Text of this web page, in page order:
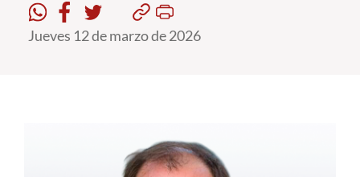
Admisión
Jueves 12 de marzo de 2026